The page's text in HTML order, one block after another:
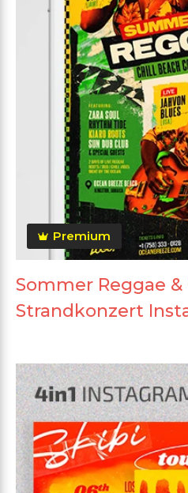
Premium
Sommer Reggae &
Strandkonzert